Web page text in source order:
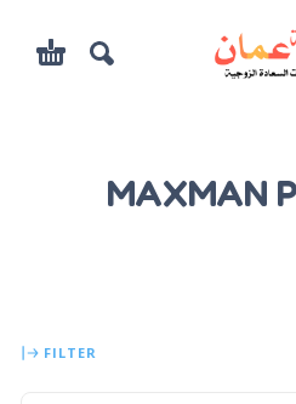
MAXMAN
FILTER